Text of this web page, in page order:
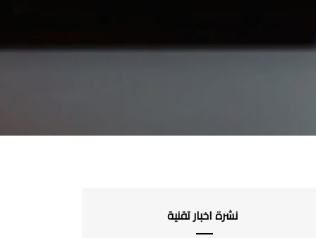
نشرة اخبار تقنية